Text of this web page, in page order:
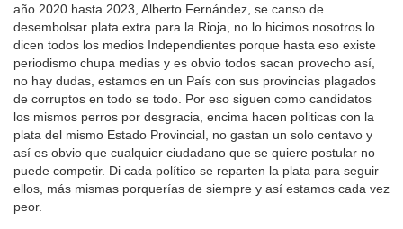
año 2020 hasta 2023, Alberto Fernández, se canso de
desembolsar plata extra para la Rioja, no lo hicimos nosotros lo
dicen todos los medios Independientes porque hasta eso existe
periodismo chupa medias y es obvio todos sacan provecho así,
no hay dudas, estamos en un País con sus provincias plagados
de corruptos en todo se todo. Por eso siguen como candidatos
los mismos perros por desgracia, encima hacen politicas con la
plata del mismo Estado Provincial, no gastan un solo centavo y
así es obvio que cualquier ciudadano que se quiere postular no
puede competir. Di cada político se reparten la plata para seguir
ellos, más mismas porquerías de siempre y así estamos cada vez
peor.